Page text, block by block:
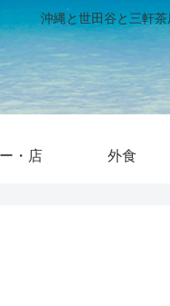
沖縄と世田谷と三軒
・店 外食